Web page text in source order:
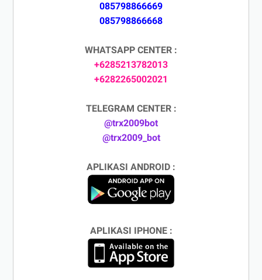
085798866669
085798866668
WHATSAPP CENTER :
+6285213782013
+6282265002021
TELEGRAM CENTER :
@trx2009bot
@trx2009_bot
APLIKASI ANDROID :
APLIKASI IPHONE :